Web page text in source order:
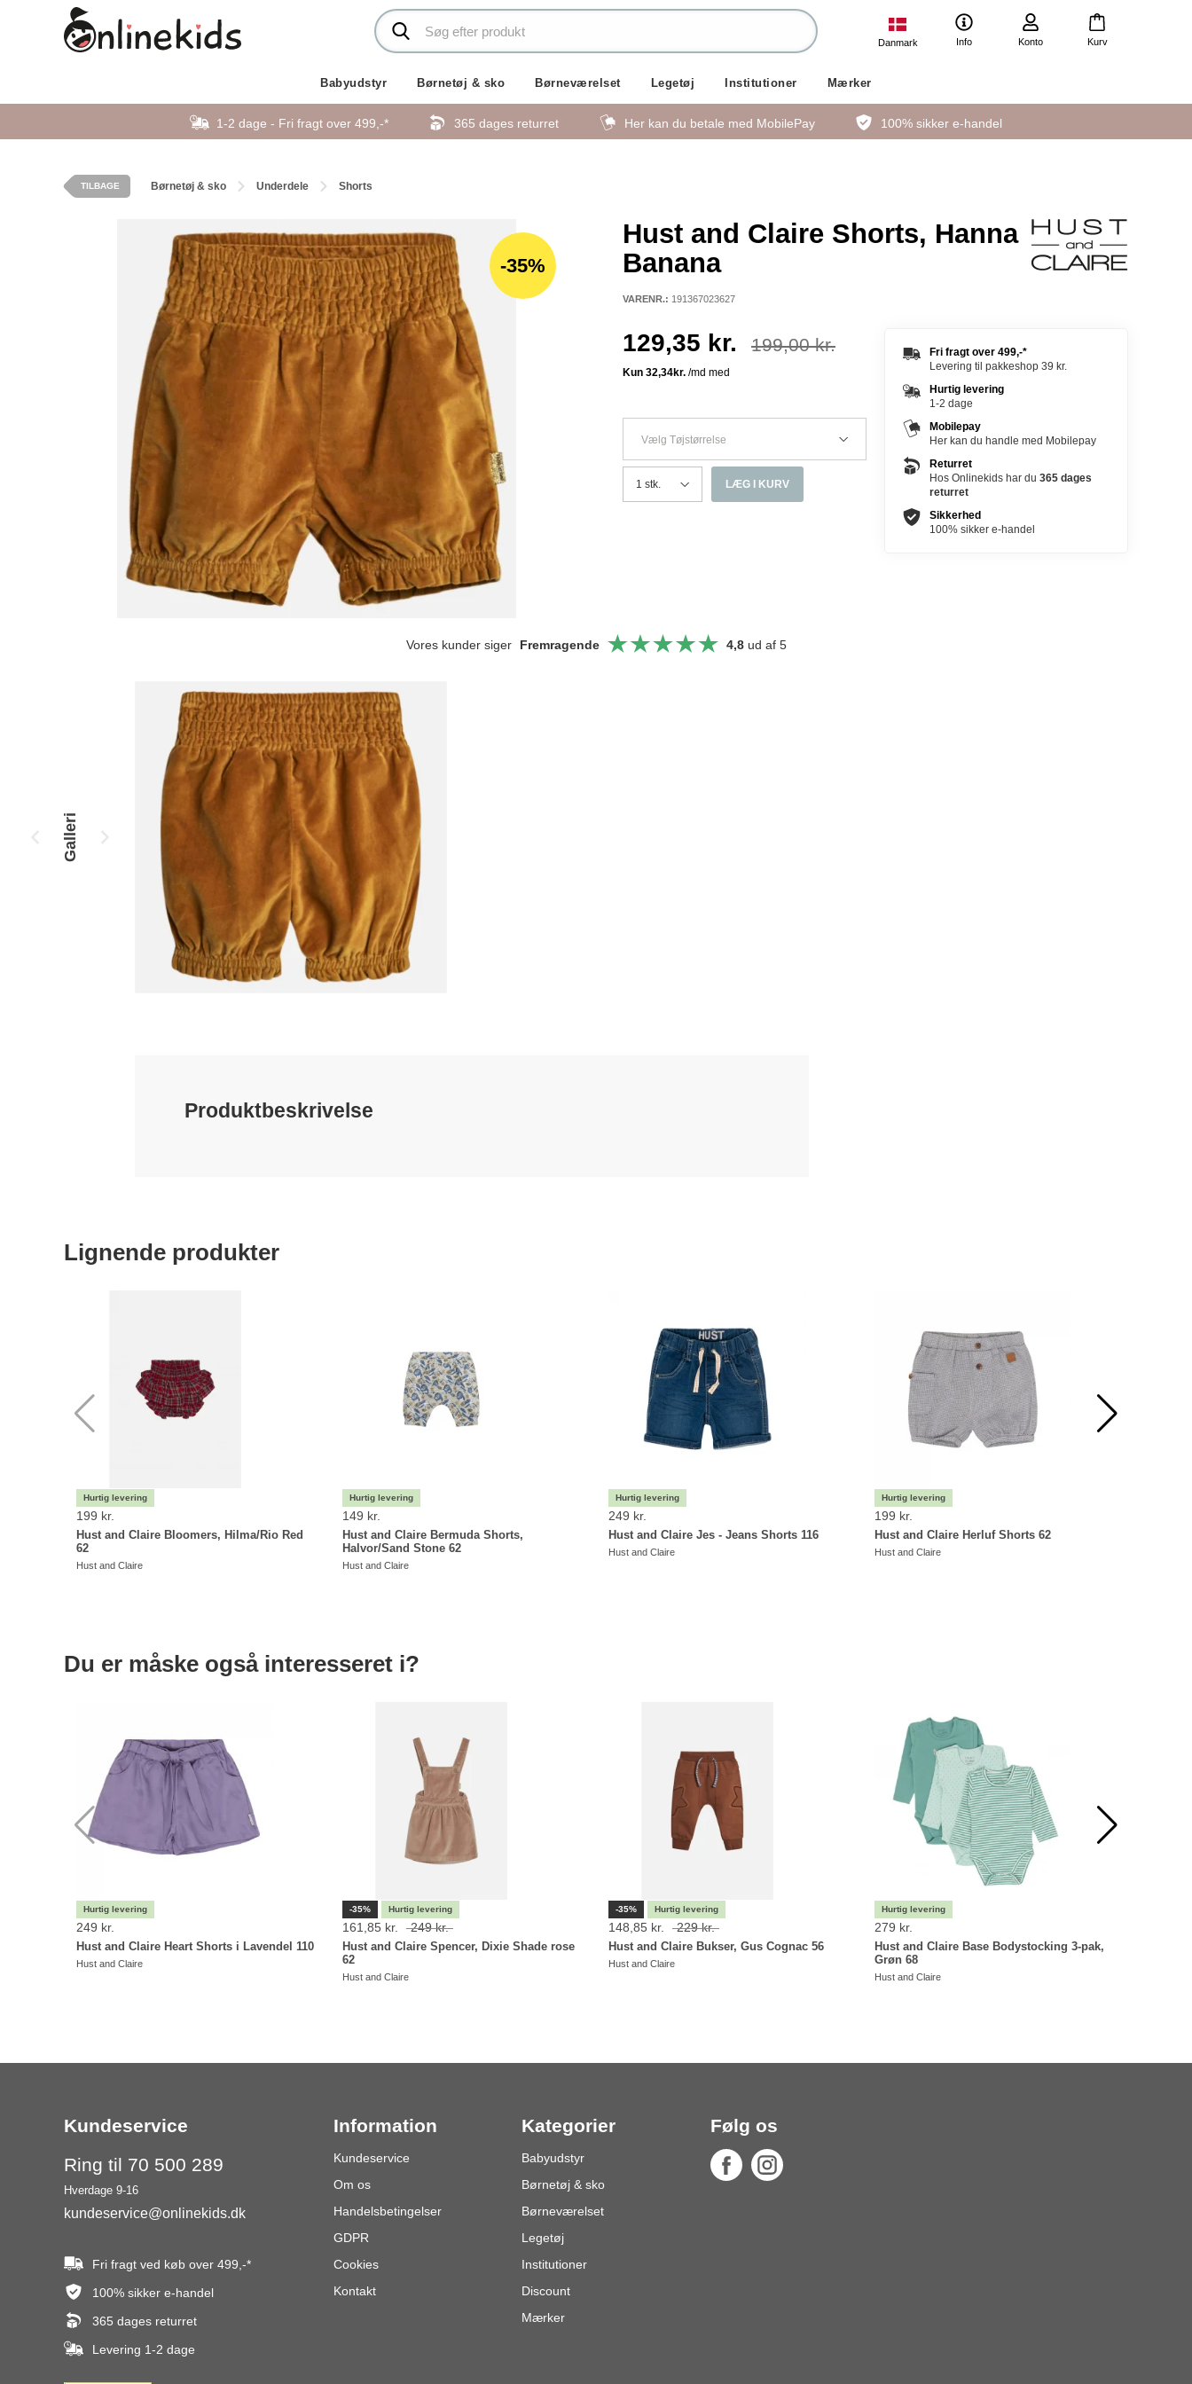
Danmark Info Konto Kurv
Babyudstyr Børnetøj & sko Børneværelset Legetøj Institutioner Mærker
1-2 dage - Fri fragt over 499,-* 365 dages returret Her kan du betale med MobilePay 100% sikker e-handel
TILBAGE Børnetøj & sko Underdele Shorts
-35%
Hust and Claire Shorts, Hanna
Banana
VARENR.: 191367023627
129,35 kr. 199,00 kr.
Vælg Tøjstørrelse
LÆG I KURV
Fri fragt over 499,-*
Levering til pakkeshop 39 kr.
Hurtig levering
1-2 dage
Mobilepay
Her kan du handle med Mobilepay
Returret
Hos Onlinekids har du 365 dages
returret
Sikkerhed
100% sikker e-handel
Vores kunder siger Fremragende 4,8ud af 5
Galleri
Produktbeskrivelse
Lignende produkter
199 kr.
Hust and Claire Bloomers, Hilma/Rio Red
62
Hust and Claire
149 kr.
Hust and Claire Bermuda Shorts,
Halvor/Sand Stone 62
Hust and Claire
249 kr.
Hust and Claire Jes - Jeans Shorts 116
Hust and Claire
199 kr.
Hust and Claire Herluf Shorts 62
Hust and Claire
Du er måske også interesseret i?
249 kr.
Hust and Claire Heart Shorts i Lavendel 110
Hust and Claire
-35%
161,85 kr. 249 kr.
Hust and Claire Spencer, Dixie Shade rose
62
Hust and Claire
-35%
148,85 kr. 229 kr.
Hust and Claire Bukser, Gus Cognac 56
Hust and Claire
279 kr.
Hust and Claire Base Bodystocking 3-pak,
Grøn 68
Hust and Claire
Kundeservice
Ring til 70 500 289
Hverdage 9-16
kundeservice@onlinekids.dk
Fri fragt ved køb over 499,-*
100% sikker e-handel
365 dages returret
Levering 1-2 dage
Information
Kundeservice
Om os
Handelsbetingelser
GDPR
Cookies
Kontakt
Kategorier
Babyudstyr
Børnetøj & sko
Børneværelset
Legetøj
Institutioner
Discount
Mærker
Følg os